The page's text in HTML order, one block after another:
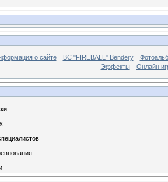
о сайте BC "FIREBALL" Bendery
Эффекты
Онлайн